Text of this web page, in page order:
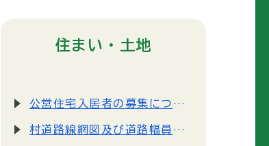
住まい・土地
公営住宅入居者の募集について
村道路線網図及び道路幅員・路線情報